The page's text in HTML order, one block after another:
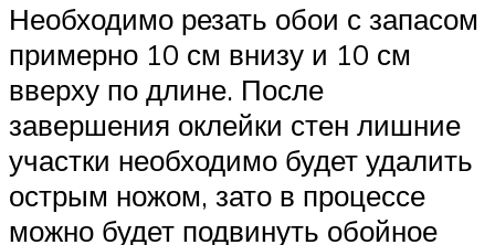
Необходимо резать обои с запасом
примерно 10 см внизу и 10 см
вверху по длине. После
завершения оклейки стен лишние
участки необходимо будет удалить
острым ножом, зато в процессе
можно будет подвинуть обойное